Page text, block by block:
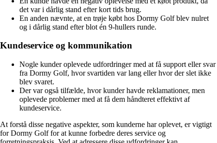
det var i dårlig stand efter kort tids brug.
En anden nævnte, at en trøje købt hos Dormy Golf blev nulret
og i dårlig stand efter blot én 9-hullers runde.
Kundeservice og kommunikation
Nogle kunder oplevede udfordringer med at få support eller svar
fra Dormy Golf, hvor svartiden var lang eller hvor der slet ikke
blev svaret.
Der var også tilfælde, hvor kunder havde reklamationer, men
oplevede problemer med at få dem håndteret effektivt af
kundeservice.
At forstå disse negative aspekter, som kunderne har oplevet, er vigtigt
for Dormy Golf for at kunne forbedre deres service og